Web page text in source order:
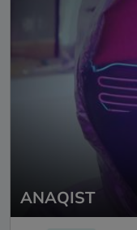
ANAQIST